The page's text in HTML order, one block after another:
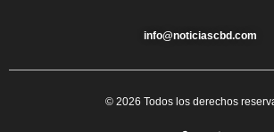
info@noticiascbd.com
© 2026 Todos los derechos